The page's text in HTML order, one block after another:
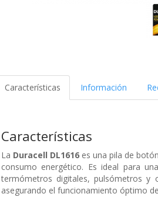
Características Información
Características
La Duracell DL1616es una pila de
consumo energético. Es ideal para
termómetros digitales, pulsómetros y
asegurando el funcionamiento óptimo